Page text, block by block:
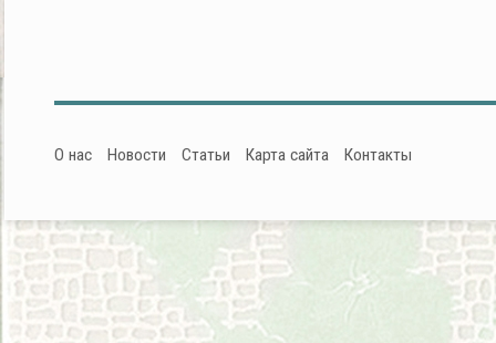
О нас Новости Статьи Карта сайта Контакты